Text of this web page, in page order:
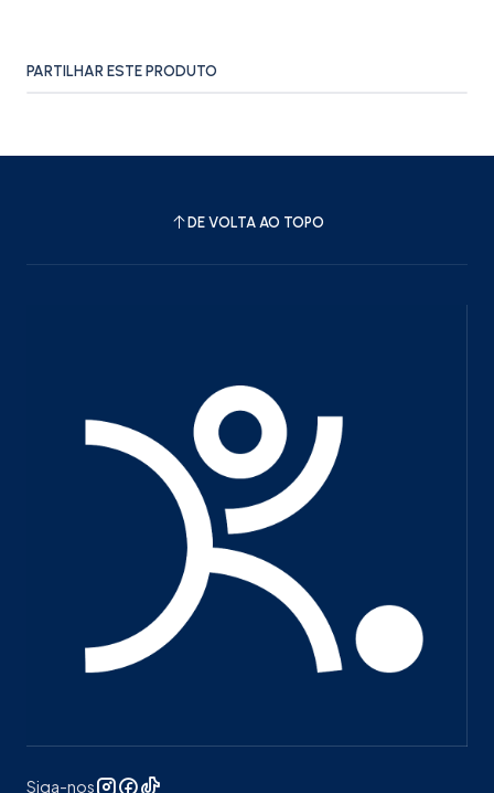
PARTILHAR ESTE PRODUTO
DE VOLTA AO TOPO
Siga-nos